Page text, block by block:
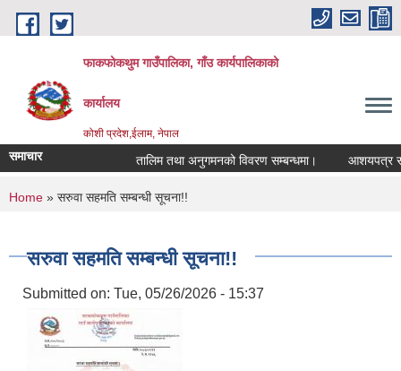
Skip to main content
फाकफोकथुम गाउँपालिका, गाँउ कार्यपालिकाको
कार्यालय
कोशी प्रदेश,ईलाम, नेपाल
समाचार तालिम तथा अनुगमनको विवरण सम्बन्धमा। आशयपत्र
You are here
Home » सरुवा सहमति सम्बन्धी सूचना!!
सरुवा सहमति सम्बन्धी सूचना!!
Submitted on: Tue, 05/26/2026 - 15:37